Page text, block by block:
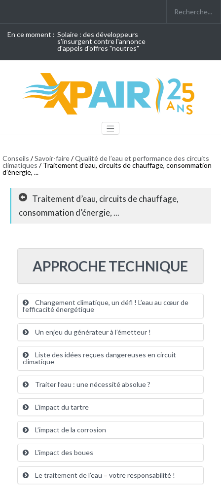
En ce moment : Solaire : des développeurs
s'insurgent contre l'annonce
d'appels d'offres "neutres"
Conseils /Savoir-faire/Qualité de l’eau et performance des circuits
climatiques / Traitement d’eau, circuits de chauffage, consommation
d’énergie, ...
Traitement d’eau, circuits de chauffage,
consommation d’énergie, ...
APPROCHE TECHNIQUE
Changement climatique, un défi ! L’eau au cœur de
l’efficacité énergétique
Un enjeu du générateur à l’émetteur !
Liste des idées reçues dangereuses en circuit
climatique
Traiter l’eau : une nécessité absolue ?
L’impact du tartre
L’impact de la corrosion
L'impact des boues
Le traitement de l’eau = votre responsabilité !